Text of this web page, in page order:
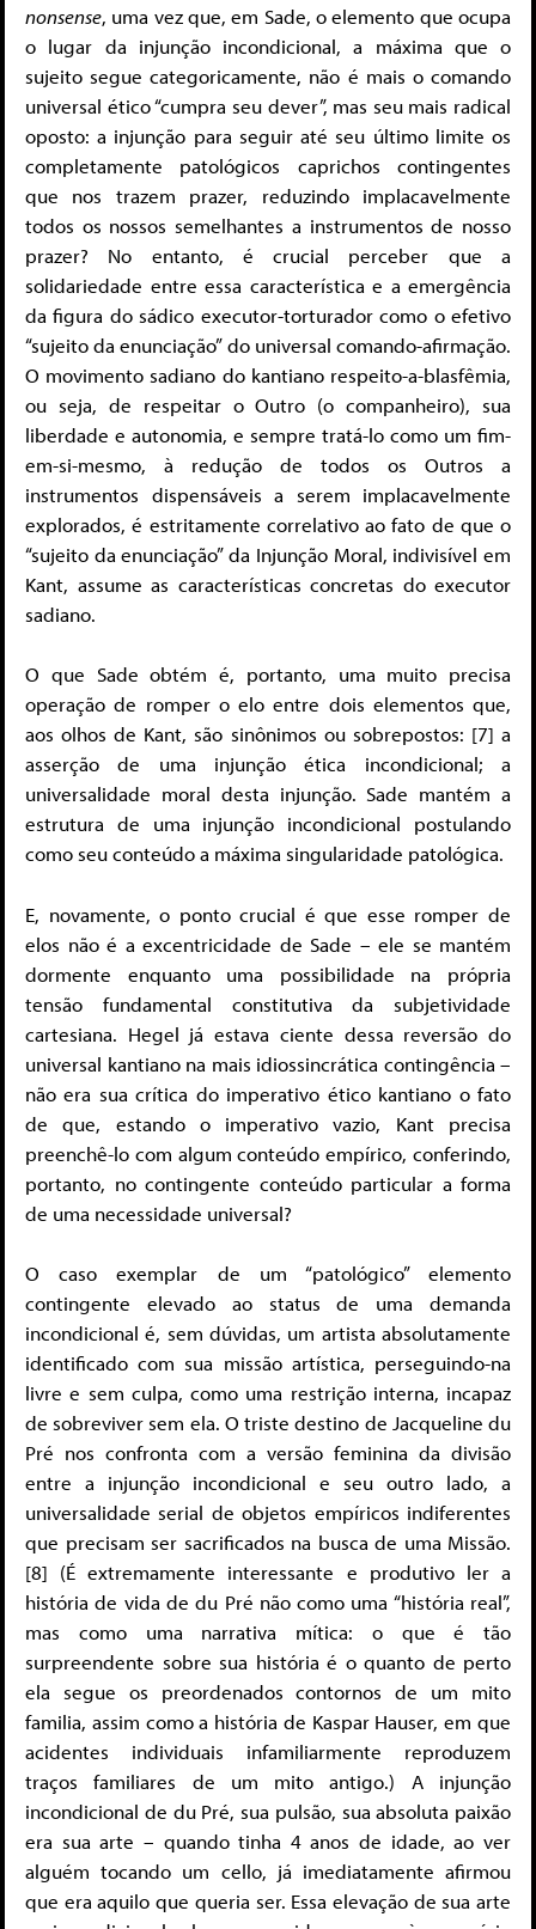
nonsense, uma vez que, em Sade, o elemento que ocupa
o lugar da injunção incondicional, a máxima que o
sujeito segue categoricamente, não é mais o comando
universal ético “cumpra seu dever”, mas seu mais radical
oposto: a injunção para seguir até seu último limite os
completamente patológicos caprichos contingentes
que nos trazem prazer, reduzindo implacavelmente
todos os nossos semelhantes a instrumentos de nosso
prazer? No entanto, é crucial perceber que a
solidariedade entre essa característica e a emergência
da figura do sádico executor-torturador como o efetivo
“sujeito da enunciação” do universal comando-afirmação.
O movimento sadiano do kantiano respeito-a-blasfêmia,
ou seja, de respeitar o Outro (o companheiro), sua
liberdade e autonomia, e sempre tratá-lo como um fim-
em-si-mesmo, à redução de todos os Outros a
instrumentos dispensáveis a serem implacavelmente
explorados, é estritamente correlativo ao fato de que o
“sujeito da enunciação” da Injunção Moral, indivisível em
Kant, assume as características concretas do executor
sadiano.
O que Sade obtém é, portanto, uma muito precisa
operação de romper o elo entre dois elementos que,
aos olhos de Kant, são sinônimos ou sobrepostos: [7] a
asserção de uma injunção ética incondicional; a
universalidade moral desta injunção. Sade mantém a
estrutura de uma injunção incondicional postulando
como seu conteúdo a máxima singularidade patológica.
E, novamente, o ponto crucial é que esse romper de
elos não é a excentricidade de Sade – ele se mantém
dormente enquanto uma possibilidade na própria
tensão fundamental constitutiva da subjetividade
cartesiana. Hegel já estava ciente dessa reversão do
universal kantiano na mais idiossincrática contingência –
não era sua crítica do imperativo ético kantiano o fato
de que, estando o imperativo vazio, Kant precisa
preenchê-lo com algum conteúdo empírico, conferindo,
portanto, no contingente conteúdo particular a forma
de uma necessidade universal?
O caso exemplar de um “patológico” elemento
contingente elevado ao status de uma demanda
incondicional é, sem dúvidas, um artista absolutamente
identificado com sua missão artística, perseguindo-na
livre e sem culpa, como uma restrição interna, incapaz
de sobreviver sem ela. O triste destino de Jacqueline du
Pré nos confronta com a versão feminina da divisão
entre a injunção incondicional e seu outro lado, a
universalidade serial de objetos empíricos indiferentes
que precisam ser sacrificados na busca de uma Missão.
[8] (É extremamente interessante e produtivo ler a
história de vida de du Pré não como uma “história real”,
mas como uma narrativa mítica: o que é tão
surpreendente sobre sua história é o quanto de perto
ela segue os preordenados contornos de um mito
familia, assim como a história de Kaspar Hauser, em que
acidentes individuais infamiliarmente reproduzem
traços familiares de um mito antigo.) A injunção
incondicional de du Pré, sua pulsão, sua absoluta paixão
era sua arte – quando tinha 4 anos de idade, ao ver
alguém tocando um cello, já imediatamente afirmou
que era aquilo que queria ser. Essa elevação de sua arte